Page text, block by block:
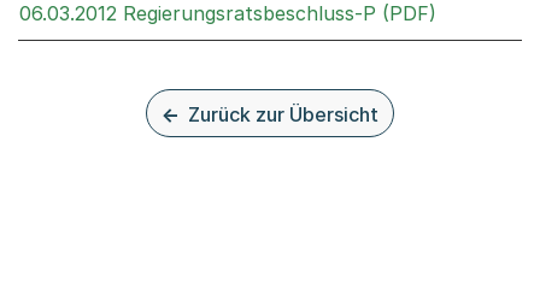
06.03.2012 Regierungsratsbeschluss-P (PDF)
Zurück zur Übersicht